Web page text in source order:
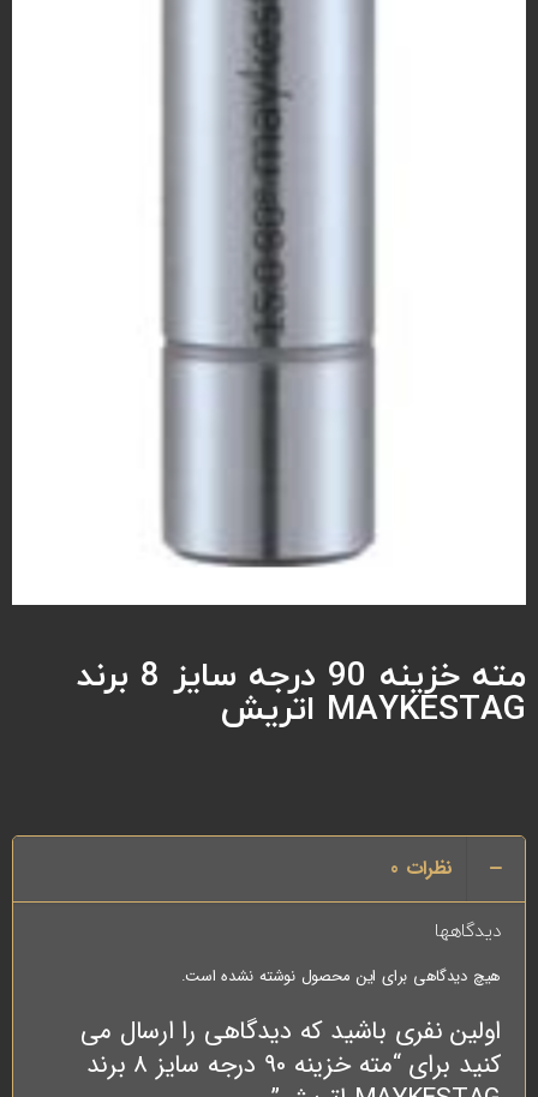
مته خزینه 90 درجه سایز 8 برند
MAYKESTAG اتریش
نظرات 0
دیدگاهها
هیچ دیدگاهی برای این محصول نوشته نشده است.
اولین نفری باشید که دیدگاهی را ارسال می
کنید برای “مته خزینه 90 درجه سایز 8 برند